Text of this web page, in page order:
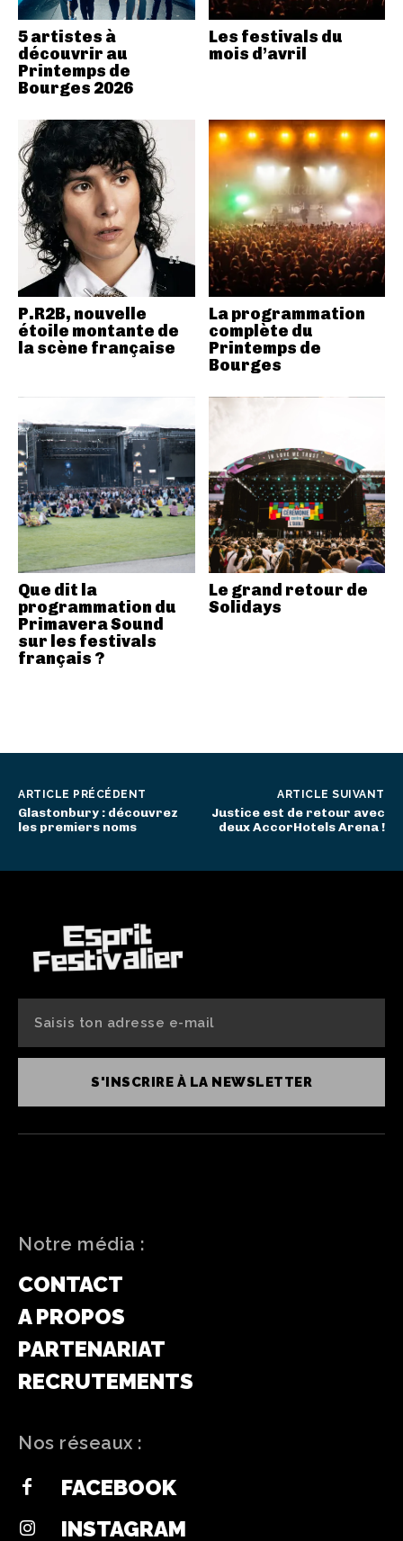
5 artistes à
découvrir au
Printemps de
Bourges 2026
Les festivals du
mois d’avril
P.R2B, nouvelle
étoile montante de
la scène française
La programmation
complète du
Printemps de
Bourges
Que dit la
programmation du
Primavera Sound
sur les festivals
français ?
Le grand retour de
Solidays
ARTICLE PRÉCÉDENT
Glastonbury : découvrez
les premiers noms
ARTICLE SUIVANT
Justice est de retour avec
deux AccorHotels Arena !
S'INSCRIRE À LA NEWSLETTER
Notre média :
CONTACT
A PROPOS
PARTENARIAT
RECRUTEMENTS
Nos réseaux :
FACEBOOK
INSTAGRAM